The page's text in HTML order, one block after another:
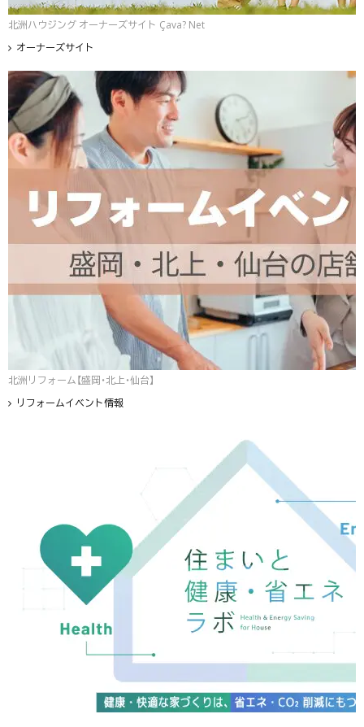
北洲ハウジング オーナーズサイト Çava? Net
オーナーズサイト
北洲リフォーム【盛岡・北上・仙台】
リフォームイベント情報